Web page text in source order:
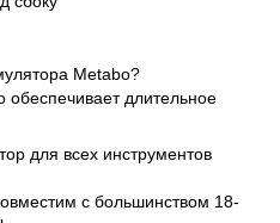
Metabo?
обеспечивает длительное
для всех инструментов
с большинством 18-